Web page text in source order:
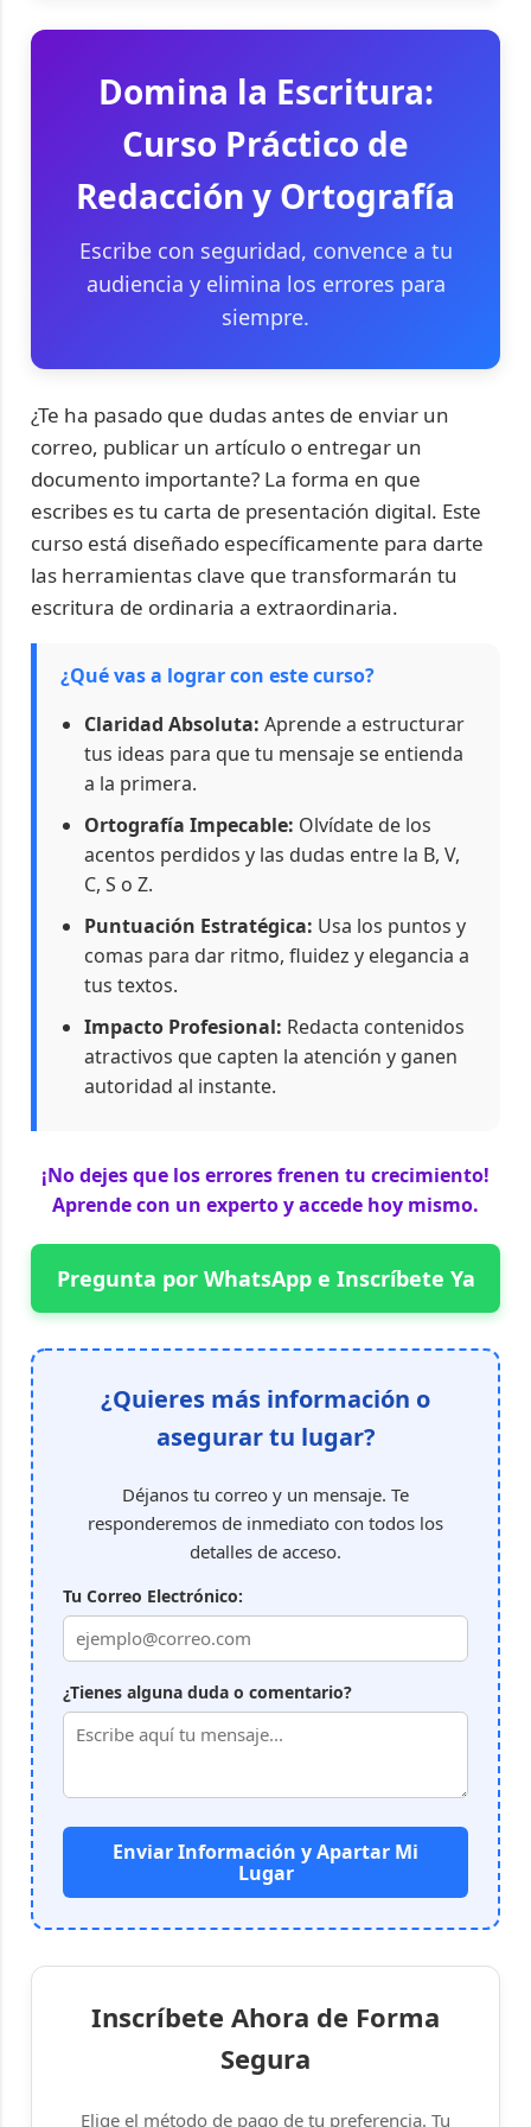
Domina la Escritura:
Curso Práctico de
Redacción y Ortografía
Escribe con seguridad, convence a tu
audiencia y elimina los errores para
siempre.
¿Te ha pasado que dudas antes de enviar un
correo, publicar un artículo o entregar un
documento importante? La forma en que
escribes es tu carta de presentación digital. Este
curso está diseñado específicamente para darte
las herramientas clave que transformarán tu
escritura de ordinaria a extraordinaria.
¿Qué vas a lograr con este curso?
Claridad Absoluta: Aprende a estructurar
tus ideas para que tu mensaje se entienda
a la primera.
Ortografía Impecable: Olvídate de los
acentos perdidos y las dudas entre la B, V,
C, S o Z.
Puntuación Estratégica: Usa los puntos y
comas para dar ritmo, fluidez y elegancia a
tus textos.
Impacto Profesional: Redacta contenidos
atractivos que capten la atención y ganen
autoridad al instante.
¡No dejes que los errores frenen tu crecimiento!
Aprende con un experto y accede hoy mismo.
Pregunta por WhatsApp e Inscríbete Ya
¿Quieres más información o
asegurar tu lugar?
Déjanos tu correo y un mensaje. Te
responderemos de inmediato con todos los
detalles de acceso.
Tu Correo Electrónico:
¿Tienes alguna duda o comentario?
Enviar Información y Apartar Mi
Lugar
Inscríbete Ahora de Forma
Segura
Elige el método de pago de tu preferencia. Tu